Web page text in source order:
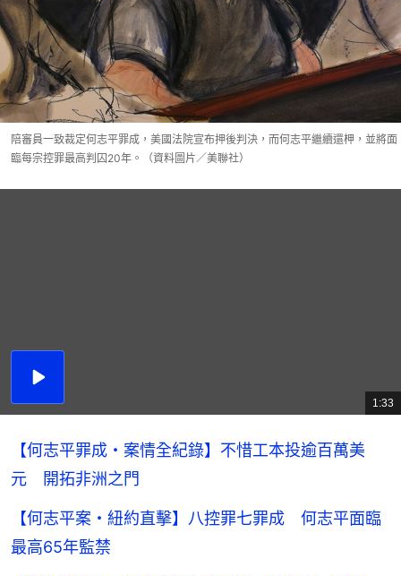
陪審員一致裁定何志平罪成，美國法院宣布押後判決，而何志平繼續還柙，並將面
臨每宗控罪最高判囚20年。（資料圖片／美聯社）
播
總
共
1:33
【何志平罪成・案情全紀錄】不惜工本投逾百萬美
元 開拓非洲之門
【何志平案・紐約直擊】八控罪七罪成 何志平面臨
最高65年監禁